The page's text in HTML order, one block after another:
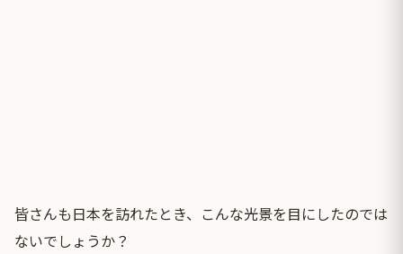
皆さんも日本を訪れたとき、こんな光景を目にしたのでは
ないでしょうか？